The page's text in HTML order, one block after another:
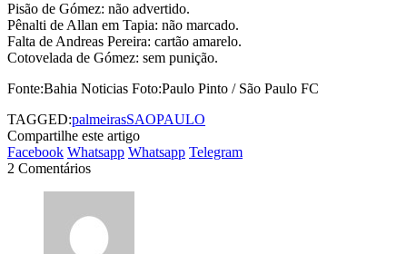
Pisão de Gómez: não advertido.
Pênalti de Allan em Tapia: não marcado.
Falta de Andreas Pereira: cartão amarelo.
Cotovelada de Gómez: sem punição.
Fonte:Bahia Noticias Foto:Paulo Pinto / São Paulo FC
TAGGED:palmeirasSAOPAULO
Compartilhe este artigo
Facebook Whatsapp Whatsapp Telegram
2 Comentários